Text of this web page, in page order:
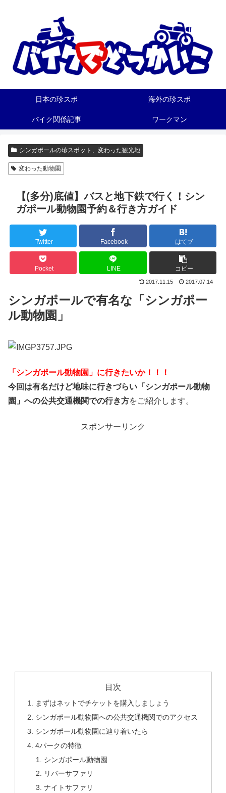
日本の珍スポ 海外の珍スポ
バイク関係記事 ワークマン
シンガポールの珍スポット、変わった観光地
変わった動物園
【(多分)底値】バスと地下鉄で行く！シン
ガポール動物園予約＆行き方ガイド
Twitter Facebook はてブ
Pocket LINE コピー
2017.11.15 2017.07.14
シンガポールで有名な「シンガポー
ル動物園」
「シンガポール動物園」に行きたいか！！！
今回は有名だけど地味に行きづらい「シンガポール動物
園」への公共交通機関での行き方をご紹介します。
スポンサーリンク
目次
まずはネットでチケットを購入しましょう
シンガポール動物園への公共交通機関でのアクセス
シンガポール動物園に辿り着いたら
4パークの特徴
シンガポール動物園
リバーサファリ
ナイトサファリ